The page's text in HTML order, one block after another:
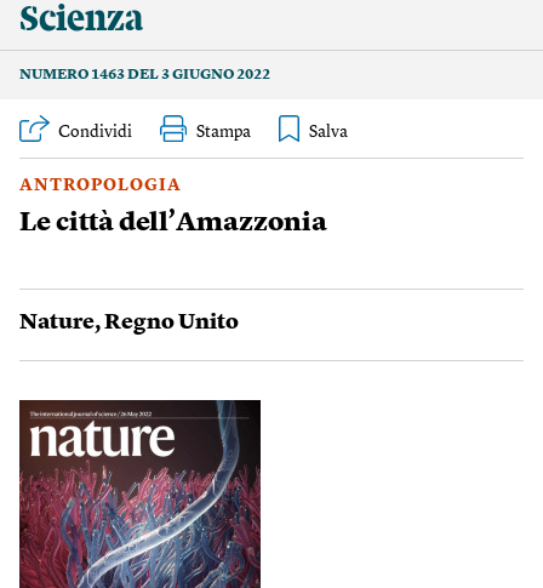
Scienza
NUMERO 1463 DEL 3 GIUGNO 2022
Condividi Stampa
ANTROPOLOGIA
Le città dell’Amazzonia
Nature,Regno Unito